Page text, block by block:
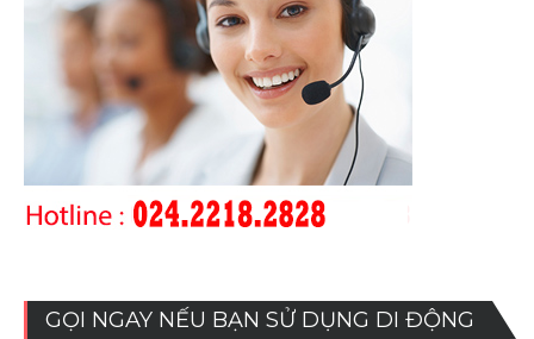
GỌI NGAY NẾU BẠN SỬ DỤNG DI ĐỘNG